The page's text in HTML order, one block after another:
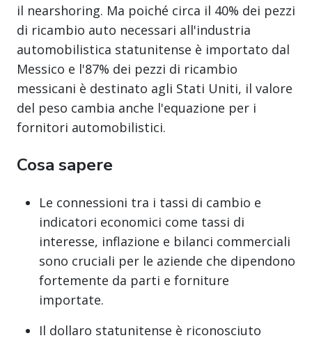
il nearshoring. Ma poiché circa il 40% dei pezzi
di ricambio auto necessari all'industria
automobilistica statunitense è importato dal
Messico e l'87% dei pezzi di ricambio
messicani è destinato agli Stati Uniti, il valore
del peso cambia anche l'equazione per i
fornitori automobilistici.
Cosa sapere
Le connessioni tra i tassi di cambio e
indicatori economici come tassi di
interesse, inflazione e bilanci commerciali
sono cruciali per le aziende che dipendono
fortemente da parti e forniture
importate.
Il dollaro statunitense è riconosciuto